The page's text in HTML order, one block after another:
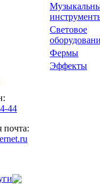
Световое
Фермы
Эффекты
44
почта: